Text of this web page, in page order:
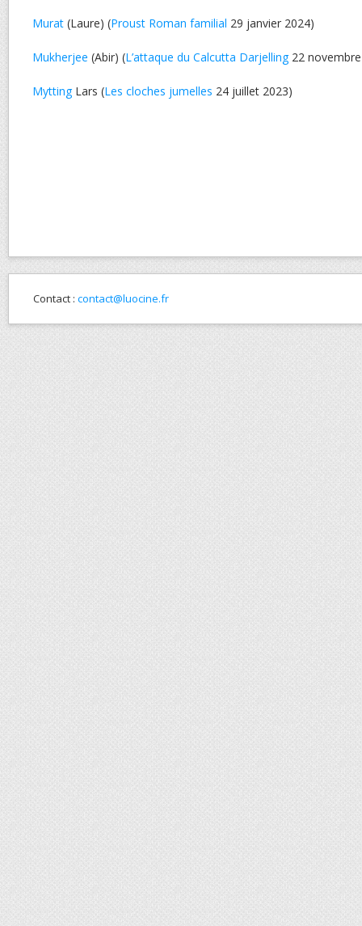
Murat (Laure) (Proust Roman familial 29 janvier 2024)
Mukherjee (Abir) (L’attaque du Calcutta Darjelling22
MyttingLars (Les cloches jumelles 24 juillet 2023)
Contact : contact@luocine.fr